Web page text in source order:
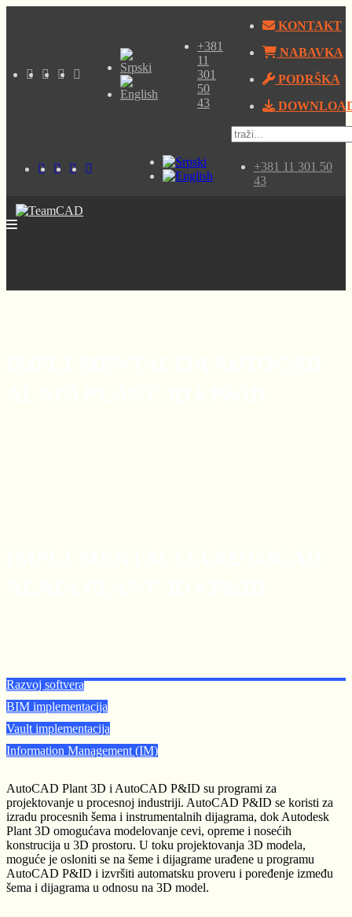
+381
11
301
50
43
KONTAKT
NABAVKA
PODRŠKA
+381 11 301 50
43
Razvoj softvera
BIM implementacija
Vault implementacija
Information Management (IM)
AutoCAD Plant 3D i AutoCAD P&ID su programi za
projektovanje u procesnoj industriji. AutoCAD P&ID se koristi za
izradu procesnih šema i instrumentalnih dijagrama, dok Autodesk
Plant 3D omogućava modelovanje cevi, opreme i nosećih
konstrucija u 3D prostoru. U toku projektovanja 3D modela,
moguće je osloniti se na šeme i dijagrame urađene u programu
AutoCAD P&ID i izvršiti automatsku proveru i poređenje između
šema i dijagrama u odnosu na 3D model.